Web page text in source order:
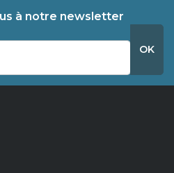
à notre newsletter
OK